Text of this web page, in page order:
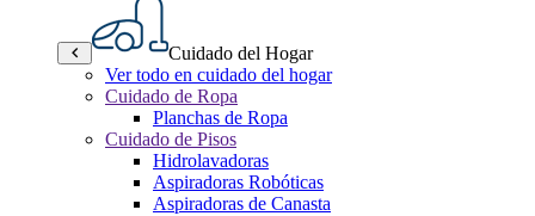
Cuidado del Hogar
Ver todo en cuidado del hogar
Cuidado de Ropa
Planchas de Ropa
Cuidado de Pisos
Hidrolavadoras
Aspiradoras Robóticas
Aspiradoras de Canasta